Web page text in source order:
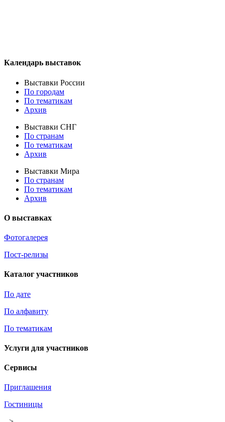
Календарь выставок
Выставки России
По городам
По тематикам
Архив
Выставки СНГ
По странам
По тематикам
Архив
Выставки Мира
По странам
По тематикам
Архив
О выставках
Фотогалерея
Пост-релизы
Каталог участников
По дате
По алфавиту
По тематикам
Услуги для участников
Сервисы
Приглашения
Гостиницы